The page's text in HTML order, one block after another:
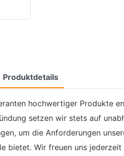
Produktdetails
hochwertiger Produkte
setzen wir stets auf
um die Anforderungen
bietet. Wir freuen uns